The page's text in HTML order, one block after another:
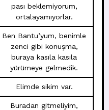
pası beklemiyorum,
ortalayamıyorlar.
Ben Bantu’yum, benimle
zenci gibi konuşma,
buraya kasıla kasıla
yürümeye gelmedik.
Elimde sikim var.
Buradan gitmeliyim,